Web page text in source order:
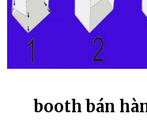
booth bán